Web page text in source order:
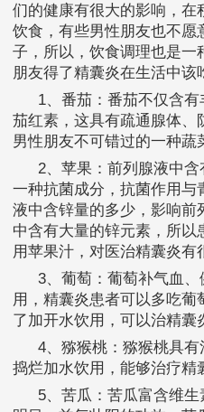
们的健康有很大的影响，在
饮食，有些男性朋友也不愿
子，所以，饮食调理也是一
朋友得了精囊炎在生活中该
1、番茄：番茄不仅含
茄红素，这具有疏通腺体、
男性朋友不可错过的一种蔬
2、苹果：前列腺液中
一种抗菌成分，抗菌作用与
液中含锌量的多少，影响前
中含有大量的锌元素，所
用苹果汁，对医治精囊炎有
3、葡萄：葡萄补气血
用，精囊炎患者可以多吃葡
了加开水饮用，可以治精囊
4、猕猴桃：猕猴桃具
捣烂加水饮用，能够治疗精
5、苦瓜：苦瓜富含维生